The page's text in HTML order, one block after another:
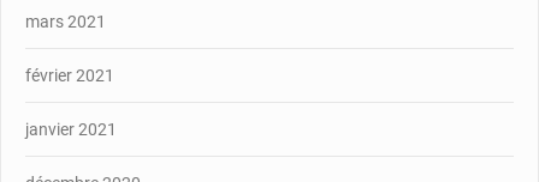
mars 2021
février 2021
janvier 2021